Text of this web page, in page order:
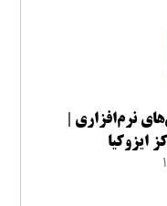
نرم‌افزاری |